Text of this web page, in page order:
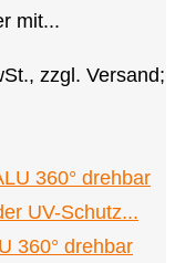
mit...
zzgl. Versand;
360° drehbar